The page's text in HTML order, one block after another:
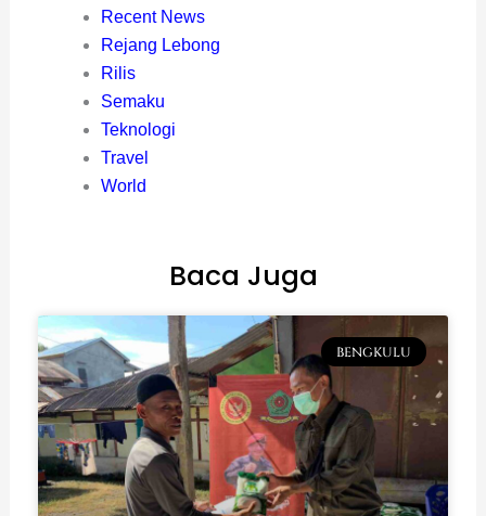
Recent News
Rejang Lebong
Rilis
Semaku
Teknologi
Travel
World
Baca Juga
BENGKULU